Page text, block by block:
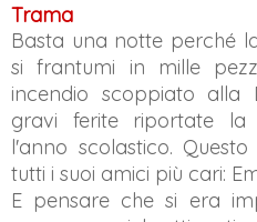
Trama
Basta una notte perché
si frantumi in mille
incendio scoppiato alla
gravi ferite riportate la
l'anno scolastico.
tutti i suoi amici più cari:
E pensare che si era